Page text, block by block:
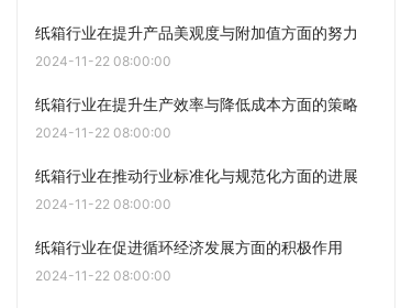
纸箱行业在提升产品美观度与附加值方面的努力
2024-11-22 08:00:00
纸箱行业在提升生产效率与降低成本方面的策略
2024-11-22 08:00:00
纸箱行业在推动行业标准化与规范化方面的进展
2024-11-22 08:00:00
纸箱行业在促进循环经济发展方面的积极作用
2024-11-22 08:00:00